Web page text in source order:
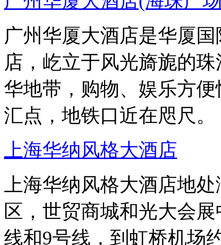
广州华厦大酒店是华厦
店，屹立于风光旖旎的
华地带，购物、娱乐方
汇点，地铁口近在咫尺。
上海华纳风格大酒店
上海华纳风格大酒店地
区，世贸商城和光大会
线和9号线，到虹桥机场